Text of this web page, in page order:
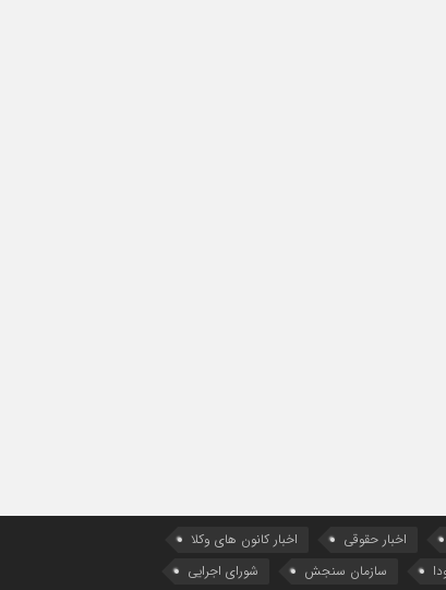
اخبار حقوقی
اخبار کانون های وکلا
سازمان سنجش
شورای اجرایی